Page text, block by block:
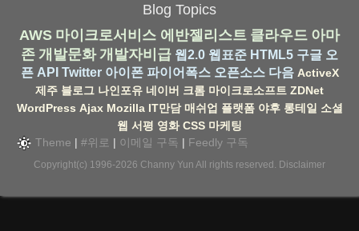
Blog Topics
AWS 마이크로서비스 에반젤리스트 클라우드 아마
존 개발문화 개발자비급 웹2.0 웹표준 HTML5 구글 오
픈 API Twitter 아이폰 파이어폭스 오픈소스 다음 ActiveX
제주 블로그 나인포유 네이버 크롬 마이크로소프트 ZDNet
WordPress Ajax Mozilla IT만담 매쉬업 플랫폼 야후 롱테일 소셜
웹 서평 영화 CSS 마케팅
Theme | #위로 | 이메일 구독 | Feedly 구독
Copyright(c) 1996-2026 Channy Yun All rights reserved. Disclaimer